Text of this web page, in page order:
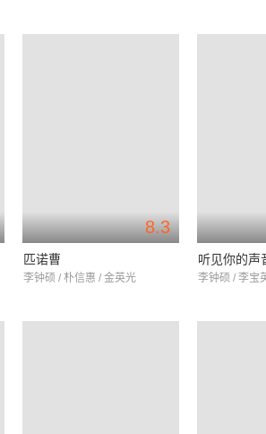
8.3
匹诺曹
李钟硕 / 朴信惠 / 金英光
听见你的声
李钟硕 / 李宝